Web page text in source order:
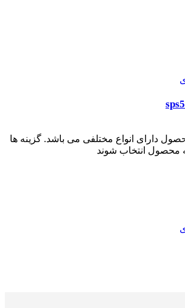
دارای انواع مختلفی می باشد. گزینه ها
انتخاب شوند